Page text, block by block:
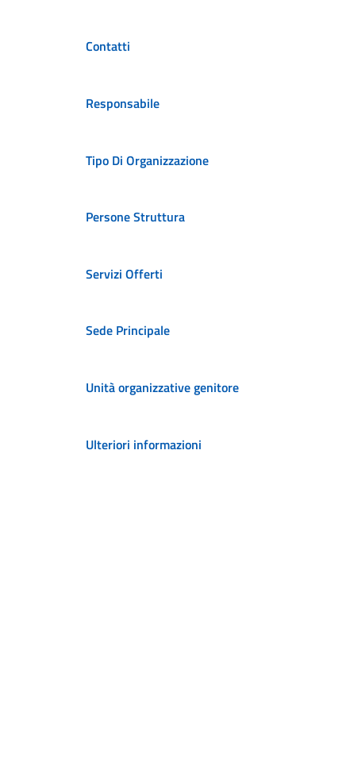
Contatti
Responsabile
Tipo Di Organizzazione
Persone Struttura
Servizi Offerti
Sede Principale
Unità organizzative genitore
Ulteriori informazioni